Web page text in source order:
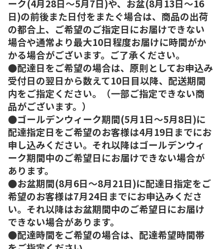
ーク(4月28日～5月7日)や、お盆(8月13日～16
日)の前後また日付をまたぐ場合は、商品の出荷
の都合上、ご希望のご指定日にお届けできない
場合や通常より最大10日程度お届けに時間がか
かる場合がございます。ご了承ください。
●配達日をご希望の場合は、原則としてお申込み
受付日の翌日から数えて10日目以降、配送期間
内をご指定ください。（一部ご指定できない商
品がございます。）
●ゴールデンウィーク期間(5月1日～5月8日)に
配達指定日をご希望のお客様は4月19日までにお
申し込みください。それ以降はゴールデンウィ
ーク期間中のご希望日にお届けできない場合が
あります。
●お盆期間(8月6日～8月21日)に配達日指定をご
希望のお客様は7月24日までにお申込みくださ
い。それ以降はお盆期間中のご希望日にお届け
できない場合があります。
●配達時間をご希望の場合は、配達希望時間帯